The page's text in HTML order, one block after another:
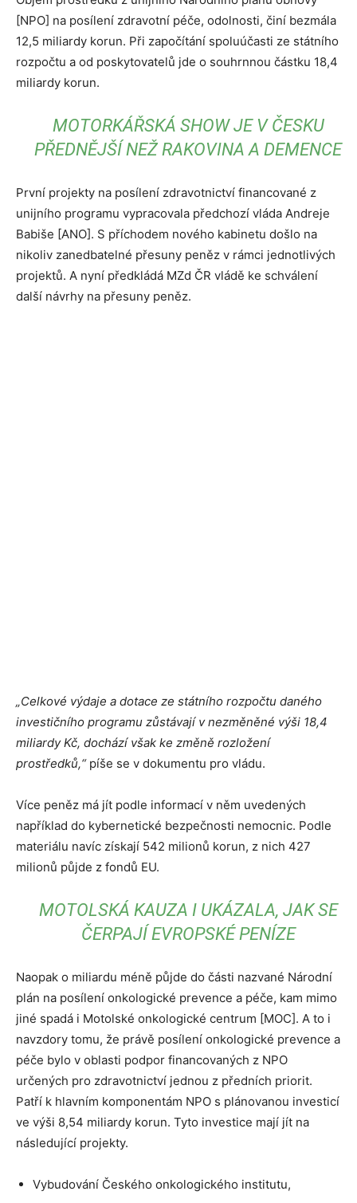
[NPO] na posílení zdravotní péče, odolnosti, činí bezmála
12,5 miliardy korun. Při započítání spoluúčasti ze státního
rozpočtu a od poskytovatelů jde o souhrnnou částku 18,4
miliardy korun.
MOTORKÁŘSKÁ SHOW JE V ČESKU
PŘEDNĚJŠÍ NEŽ RAKOVINA A DEMENCE
První projekty na posílení zdravotnictví financované z
unijního programu vypracovala předchozí vláda Andreje
Babiše [ANO]. S příchodem nového kabinetu došlo na
nikoliv zanedbatelné přesuny peněz v rámci jednotlivých
projektů. A nyní předkládá MZd ČR vládě ke schválení
další návrhy na přesuny peněz.
„Celkové výdaje a dotace ze státního rozpočtu daného
investičního programu zůstávají v nezměněné výši 18,4
miliardy Kč, dochází však ke změně rozložení
prostředků,“píše se v dokumentu pro vládu.
Více peněz má jít podle informací v něm uvedených
například do kybernetické bezpečnosti nemocnic. Podle
materiálu navíc získají 542 milionů korun, z nich 427
milionů půjde z fondů EU.
MOTOLSKÁ KAUZA I UKÁZALA, JAK SE
ČERPAJÍ EVROPSKÉ PENÍZE
Naopak o miliardu méně půjde do části nazvané Národní
plán na posílení onkologické prevence a péče, kam mimo
jiné spadá i Motolské onkologické centrum [MOC]. A to i
navzdory tomu, že právě posílení onkologické prevence a
péče bylo v oblasti podpor financovaných z NPO
určených pro zdravotnictví jednou z předních priorit.
Patří k hlavním komponentám NPO s plánovanou investicí
ve výši 8,54 miliardy korun. Tyto investice mají jít na
následující projekty.
Vybudování Českého onkologického institutu,